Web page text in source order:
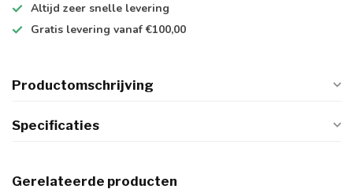
Altijd zeer snelle levering
Gratis levering vanaf €100,00
Productomschrijving
Specificaties
Gerelateerde producten